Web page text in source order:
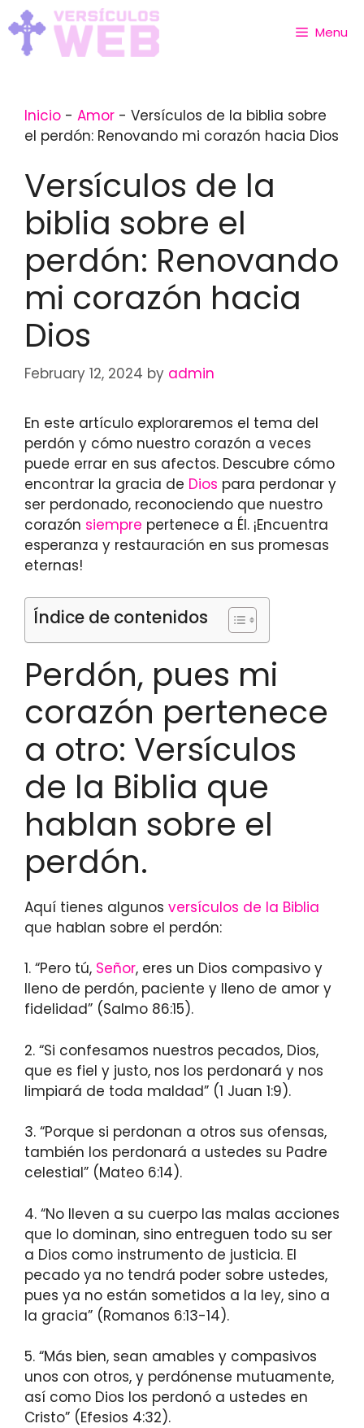
Skip
to
content
Menu
Inicio - Amor - Versículos de la biblia sobre
el perdón: Renovando mi corazón hacia Dios
Versículos de la
biblia sobre el
perdón: Renovando
mi corazón hacia
Dios
February 12, 2024 by admin
En este artículo exploraremos el tema del
perdón y cómo nuestro corazón a veces
puede errar en sus afectos. Descubre cómo
encontrar la gracia de Dios para perdonar y
ser perdonado, reconociendo que nuestro
corazón siempre pertenece a Él. ¡Encuentra
esperanza y restauración en sus promesas
eternas!
Índice de contenidos
Perdón, pues mi
corazón pertenece
a otro: Versículos
de la Biblia que
hablan sobre el
perdón.
Aquí tienes algunos versículos de la Biblia
que hablan sobre el perdón:
1. “Pero tú, Señor, eres un Dios compasivo y
lleno de perdón, paciente y lleno de amor y
fidelidad” (Salmo 86:15).
2. “Si confesamos nuestros pecados, Dios,
que es fiel y justo, nos los perdonará y nos
limpiará de toda maldad” (1 Juan 1:9).
3. “Porque si perdonan a otros sus ofensas,
también los perdonará a ustedes su Padre
celestial” (Mateo 6:14).
4. “No lleven a su cuerpo las malas acciones
que lo dominan, sino entreguen todo su ser
a Dios como instrumento de justicia. El
pecado ya no tendrá poder sobre ustedes,
pues ya no están sometidos a la ley, sino a
la gracia” (Romanos 6:13-14).
5. “Más bien, sean amables y compasivos
unos con otros, y perdónense mutuamente,
así como Dios los perdonó a ustedes en
Cristo” (Efesios 4:32).